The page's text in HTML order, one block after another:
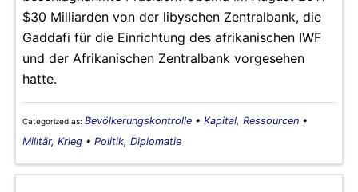
$30 Milliarden von der libyschen Zentralbank, die
Gaddafi für die Einrichtung des afrikanischen IWF
und der Afrikanischen Zentralbank vorgesehen
hatte.
Categorized as: Bevölkerungskontrolle • Kapital, Ressourcen •
Militär, Krieg • Politik, Diplomatie